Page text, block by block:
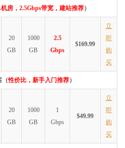
房，2.5Gbps带宽，建站推荐）
20
GB
1000
GB
2.5
Gbps
$169.99
立
即
购
买
（性价比，新手入门推荐）
20
GB
1000
GB
1
Gbps
$49.99
立
即
购
买